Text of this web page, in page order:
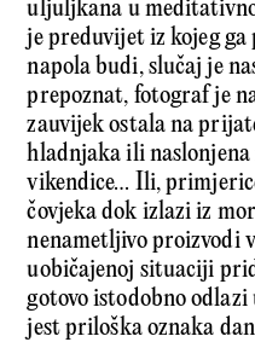
uljuljkana u
je preduvijet iz kojeg
napola budi, slučaj je
prepoznat, fotograf je
zauvijek ostala na
hladnjaka ili naslonjena
vikendice… Ili,
čovjeka dok izlazi iz
nenametljivo proizvodi
uobičajenoj situaciji
gotovo istodobno
jest priloška oznaka